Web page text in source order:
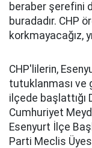
beraber şerefini
buradadır. CHP
korkmayacağız,
CHP'lilerin,
tutuklanması ve
ilçede başlattığı
Cumhuriyet
Esenyurt İlçe
Parti Meclis